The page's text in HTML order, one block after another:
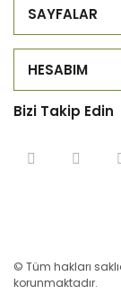
SAYFALAR
HESABIM
Bizi Takip Edin
© Tüm hakları
korunmaktadır.